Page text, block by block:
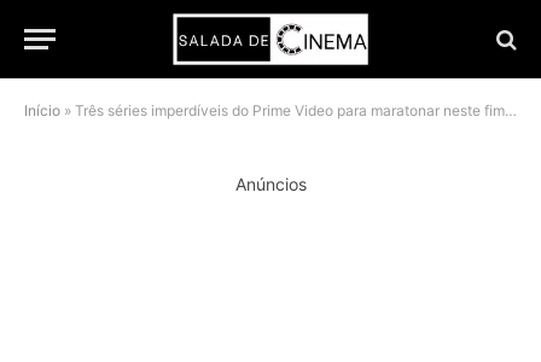
Início » Três séries imperdíveis do Prime Video para maratonar neste fim de semana; uma delas sai do catálogo em 5 dias
Anúncios